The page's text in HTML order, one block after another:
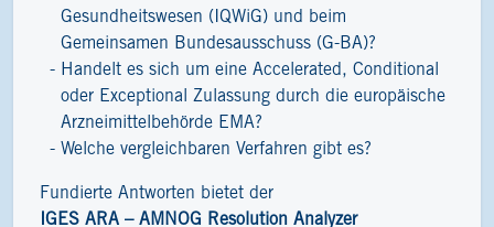
Gesundheitswesen (IQWiG) und beim
Gemeinsamen Bundesausschuss (G-BA)?
Handelt es sich um eine Accelerated, Conditional
oder Exceptional Zulassung durch die europäische
Arzneimittelbehörde EMA?
Welche vergleichbaren Verfahren gibt es?
Fundierte Antworten bietet der
IGES ARA – AMNOG Resolution Analyzer